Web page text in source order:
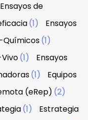
Ensayos de
(1)
Ensayos
Químicos(1)
(1)
Ensayos
(1)
Equipos
(eRep) (2)
(1)
Estrategia